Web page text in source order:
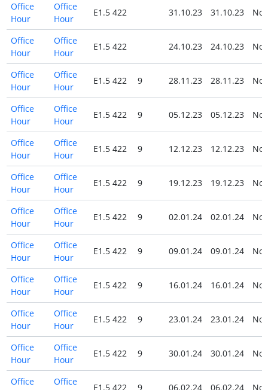
Office
Hour
Office
Hour
E1.5 422 31.10.23 31.10.23 No
Office
Hour
Office
Hour
E1.5 422 24.10.23 24.10.23 No
Office
Hour
Office
Hour
E1.5 422 9 28.11.23 28.11.23 No
Office
Hour
Office
Hour
E1.5 422 9 05.12.23 05.12.23 No
Office
Hour
Office
Hour
E1.5 422 9 12.12.23 12.12.23 No
Office
Hour
Office
Hour
E1.5 422 9 19.12.23 19.12.23 No
Office
Hour
Office
Hour
E1.5 422 9 02.01.24 02.01.24 No
Office
Hour
Office
Hour
E1.5 422 9 09.01.24 09.01.24 No
Office
Hour
Office
Hour
E1.5 422 9 16.01.24 16.01.24 No
Office
Hour
Office
Hour
E1.5 422 9 23.01.24 23.01.24 No
Office
Hour
Office
Hour
E1.5 422 9 30.01.24 30.01.24 No
Office
Office
E1.5 422 9 06.02.24 06.02.24 No